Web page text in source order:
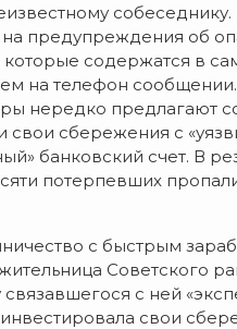
собеседнику.
предупреждения об
которые содержатся в
на телефон
нередко предлагают
свои сбережения с
банковский счет. В
потерпевших
с быстрым
Советского
с ней
свои